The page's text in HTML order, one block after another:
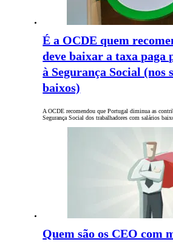
É a OCDE quem
deve baixar a taxa paga
à Segurança Social (nos
baixos)
A OCDE recomendou que Portugal diminua as
Segurança Social dos trabalhadores com salários
Quem são os CEO com